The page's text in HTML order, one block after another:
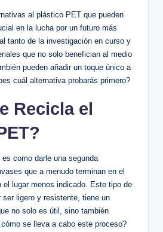
al plástico PET‌ que pueden
en la lucha por un futuro más
tanto⁢ de la investigación en curso y‌
que no ‍solo ‍benefician al medio
pueden⁣ añadir un toque único a
cuál alternativa‍ probarás primero?
Recicla el
como darle‌ una segunda
que a menudo terminan en‌ el
el‍ lugar menos ⁣indicado. Este tipo de⁣
ligero y resistente, ‍tiene un
no ‌solo es‌ útil, sino también
se ⁣lleva a cabo este ⁣proceso?